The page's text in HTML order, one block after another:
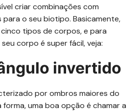
criar combinações com
o seu biotipo. Basicamente,
tipos de corpos, e para
corpo é super fácil, veja:
invertido
por ombros maiores do
forma, uma boa opção é chamar a